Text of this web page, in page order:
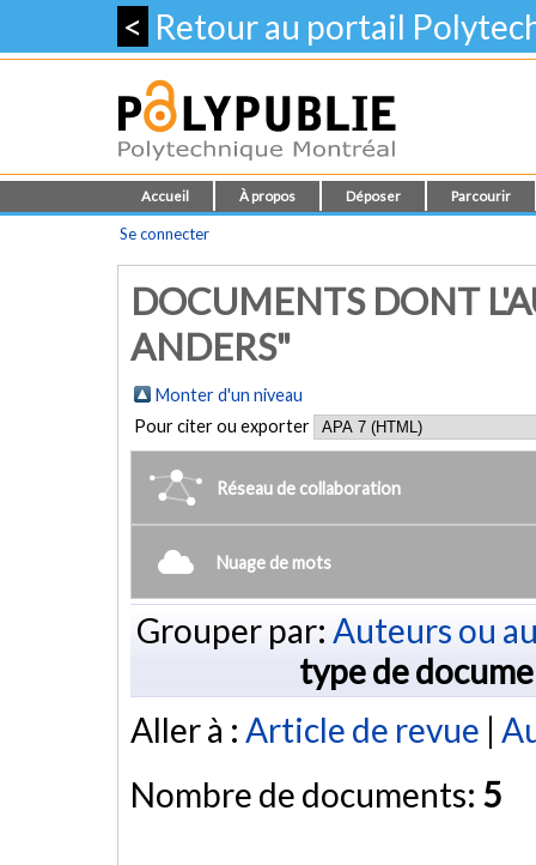
< Retour au portail
Accueil À propos Déposer Parcourir
Se connecter
DOCUMENTS DONT
ANDERS"
Monter d'un niveau
Pour citer ou exporter
Réseau de collaboration
Nuage de mots
Grouper par: Auteurs ou
type de
Aller à : Article de revue |
Nombre de documents: 5